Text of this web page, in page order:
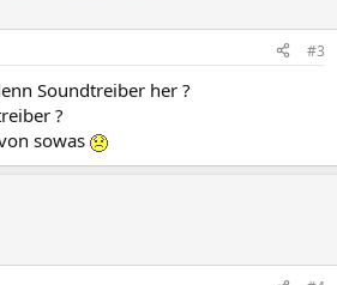
#3
Soundtreiber her ?
?
sowas